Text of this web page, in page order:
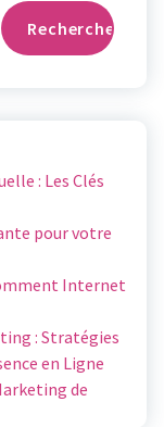
Rechercher
: Les Clés
pour votre
Internet
: Stratégies
en Ligne
de